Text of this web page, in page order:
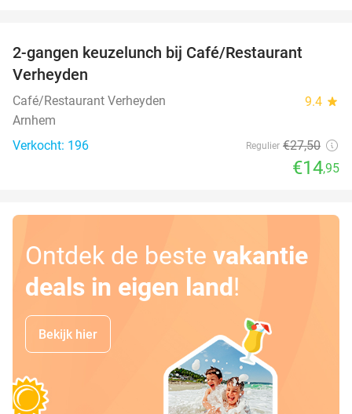
2-gangen keuzelunch bij Café/Restaurant
Verheyden
Café/Restaurant Verheyden 9.4 star
Arnhem
Verkocht: 196
Regulier €27,50
€14,95
Ontdek de beste vakantie
deals in eigen land!
Bekijk hier